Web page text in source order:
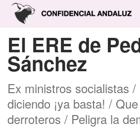
El ERE de
Sánchez
Ex ministros socialistas /
diciendo ¡ya basta! /
derroteros / Peligra la